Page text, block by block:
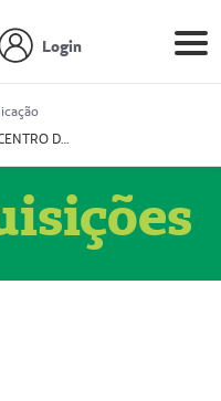
Login
Prestador CENTRO DE ONCOLOGIA